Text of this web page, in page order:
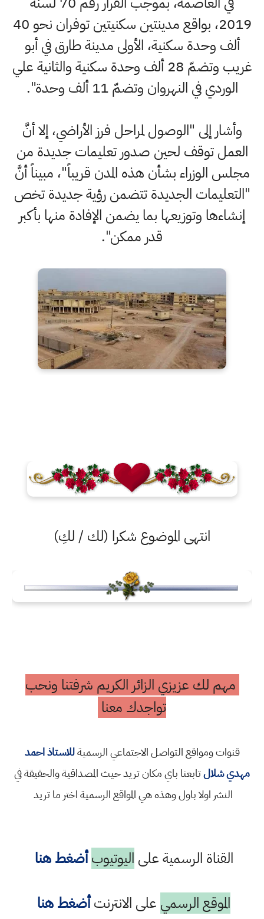
2019، بواقع مدينتين سكنيتين توفران نحو 40
ألف وحدة سكنية، الأولى مدينة طارق في أبو
غريب وتضمّ 28 ألف وحدة سكنية والثانية علي
الوردي في النهروان وتضمّ 11 ألف وحدة".
وأشار إلى "الوصول لمراحل فرز الأراضي، إلا أنَّ
العمل توقف لحين صدور تعليمات جديدة من
مجلس الوزراء بشأن هذه المدن قريباً"، مبيناً أنَّ
"التعليمات الجديدة تتضمن رؤية جديدة تخص
إنشاءها وتوزيعها بما يضمن الإفادة منها بأكبر
قدر ممكن".
انتهى الموضوع شكرا (لك / لكِ)
مهم لك عزيزي الزائر الكريم شرفتنا ونحب
تواجدك معنا
قنوات ومواقع التواصل الاجتماعي الرسميةللاستاذ احمد
مهدي شلالتابعنا باي مكان تريد حيث المصداقية والحقيقة في
النشر اولا باول وهذه هي المواقع الرسمية اختر ما تريد
القناة الرسمية على اليوتيوب أضغط هنا
الموقع الرسمي على الانترنتأضغط هنا